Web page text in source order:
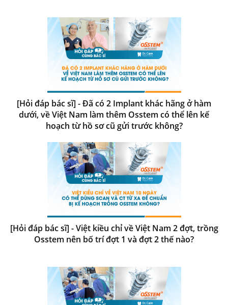
[Hỏi đáp bác sĩ] - Đã có 2 Implant khác hãng ở hàm
dưới, về Việt Nam làm thêm Osstem có thể lên kế
hoạch từ hồ sơ cũ gửi trước không?
[Hỏi đáp bác sĩ] - Việt kiều chỉ về Việt Nam 2 đợt, trồng
Osstem nên bố trí đợt 1 và đợt 2 thế nào?